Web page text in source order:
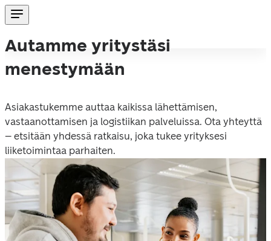
Autamme yritystäsi
menestymään
Asiakastukemme auttaa kaikissa lähettämisen,
vastaanottamisen ja logistiikan palveluissa. Ota yhteyttä
– etsitään yhdessä ratkaisu, joka tukee yrityksesi
liiketoimintaa parhaiten.